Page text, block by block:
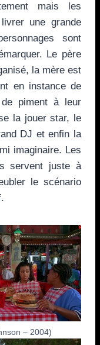
mais les
une grande
sont
Le père
la mère est
en instance de
piment à leur
la jouer star, le
DJ et enfin la
imaginaire. Les
servent juste à
le scénario
– 2004)